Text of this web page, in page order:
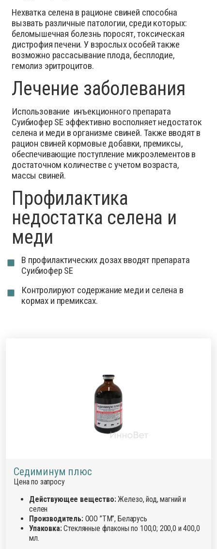
Нехватка селена в рационе свиней способна
вызвать различные патологии, среди которых:
беломышечная болезнь поросят, токсическая
дистрофия печени. У взрослых особей также
возможно рассасывание плода, бесплодие,
гемолиз эритроцитов.
Лечение заболевания
Использование инъекционного препарата
Суибиофер SE эффективно восполняет недостаток
селена и меди в организме свиней. Также вводят в
рацион свиней кормовые добавки, премиксы,
обеспечивающие поступление микроэлементов в
достаточном количестве с учетом возраста,
массы свиней.
Профилактика
недостатка селена и
меди
В профилактических дозах вводят препарата
Суибиофер SE
Контролируют содержание меди и селена в
кормах и премиксах.
Седиминум плюс
Цена по запросу
Действующее вещество:Железо, йод, магний и
селен
Производитель:ООО ”ТМ”, Беларусь
Упаковка:Стеклянные флаконы по 100,0; 200,0 и 400,0
мл.